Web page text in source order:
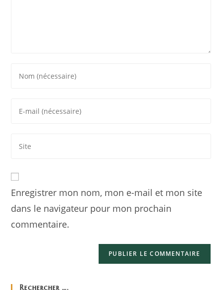
Enregistrer mon nom, mon e-mail et mon site
dans le navigateur pour mon prochain
commentaire.
Rechercher ….